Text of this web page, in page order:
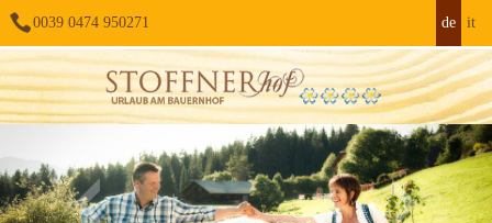
de it
0039 0474 950271